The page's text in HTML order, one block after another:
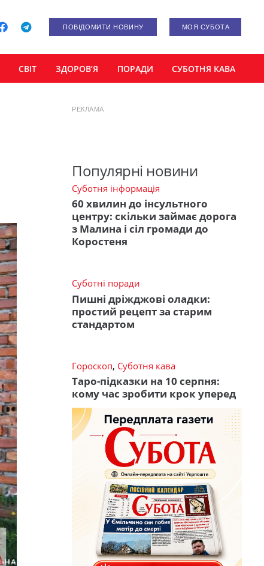
ПОВІДОМИТИ НОВИНУ МОЯ СУБОТА
СВІТ ЗДОРОВ’Я ПОРАДИ СУБОТНЯ КАВА
РЕКЛАМА
Популярні новини
Суботня інформація
60 хвилин до інсультного
центру: скільки займає дорога
з Малина і сіл громади до
Коростеня
Суботні поради
Пишні дріжджові оладки:
простий рецепт за старим
стандартом
Гороскоп, Суботня кава
Таро-підказки на 10 серпня:
кому час зробити крок уперед